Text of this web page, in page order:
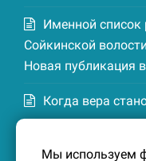
Именной
Сойкинской
Новая публикация
Когда вера
Котельской
Мы используем